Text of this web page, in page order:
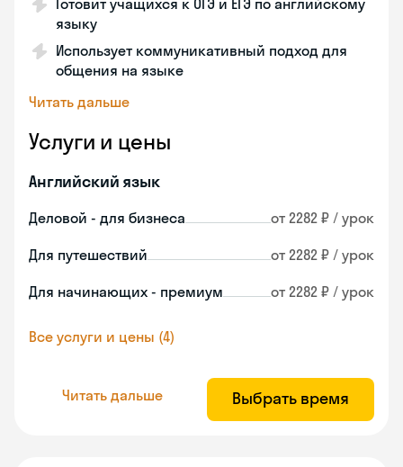
Готовит учащихся к ОГЭ и ЕГЭ по английскому
языку
Использует коммуникативный подход для
общения на языке
Читать дальше
Услуги и цены
Английский язык
Деловой - для бизнеса от 2282 ₽ / урок
Для путешествий от 2282 ₽ / урок
Для начинающих - премиум от 2282 ₽ / урок
Все услуги и цены (4)
Читать дальше Выбрать время